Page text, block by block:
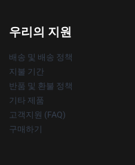
우리의 지원
배송 및 배송 정책
지불 기간
반품 및 환불 정책
기타 제품
고객지원 (FAQ)
구매하기